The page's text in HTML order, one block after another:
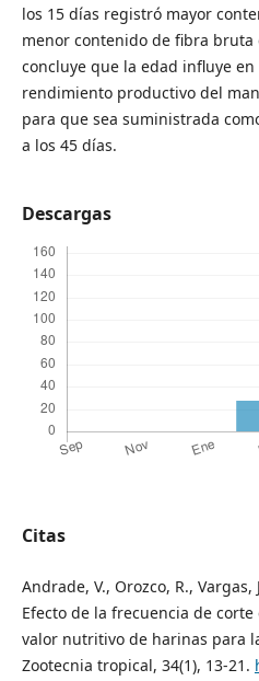
los 15 días registró mayor
menor contenido de fibra bruta
concluye que la edad influye
rendimiento productivo del
para que sea suministrada
a los 45 días.
Descargas
Citas
Andrade, V., Orozco, R., Vargas,
Efecto de la frecuencia de
valor nutritivo de harinas para
Zootecnia tropical, 34(1), 13-21.